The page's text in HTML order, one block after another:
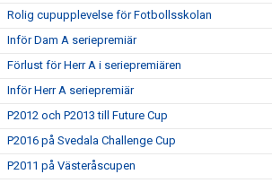
Rolig cupupplevelse för Fotbollsskolan
Inför Dam A seriepremiär
Förlust för Herr A i seriepremiären
Inför Herr A seriepremiär
P2012 och P2013 till Future Cup
P2016 på Svedala Challenge Cup
P2011 på Västeråscupen